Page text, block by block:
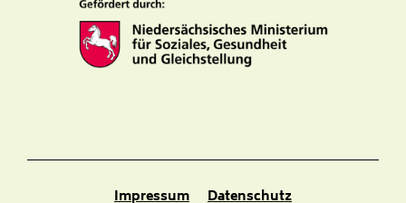
Impressum Datenschutz